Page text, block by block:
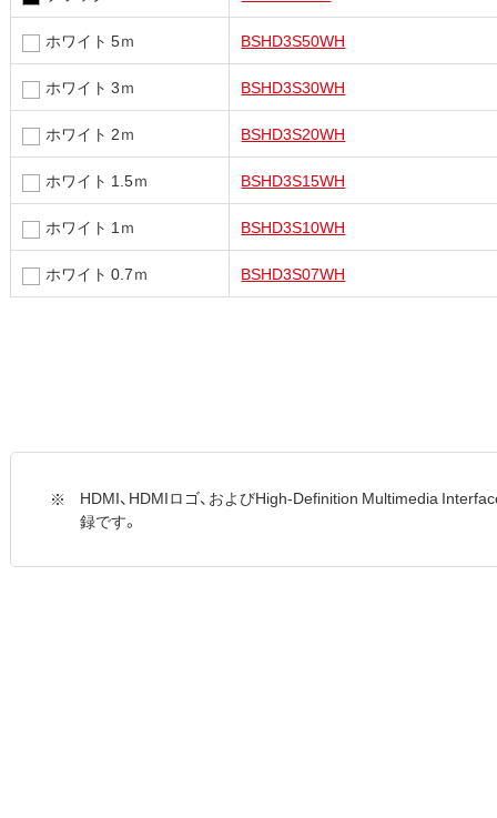
ホワイト 5ｍ BSHD3S50WH
ホワイト 3ｍ BSHD3S30WH
ホワイト 2ｍ BSHD3S20WH
ホワイト 1.5ｍ BSHD3S15WH
ホワイト 1ｍ BSHD3S10WH
ホワイト 0.7ｍ BSHD3S07WH
HDMI、HDMIロゴ、およびHigh-Definition Multimedia
録です。